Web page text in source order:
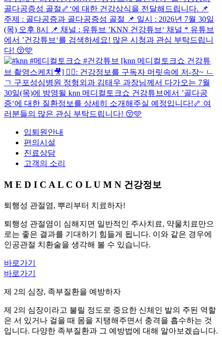
입퇴원안내
편의시설
진료상담
고객의 소리
M E D I C A L C O L U M N 건강정보
퇴행성 관절염, 뿌리부터 치료하자!
퇴행성 관절염이 심해지면 일반적인 주사치료, 약물치료만으
로는 좋은 결과를 기대하기 힘들게 됩니다. 이와 같은 경우에
인공관절 치환술을 생각해 볼 수 있습니다.
바로가기
바로가기
제 2의 심장, 족부질환을 예방하자
제 2의 심장이라고 불릴 정도로 중요한 신체인 발의 주된 역할
은 서 있거나 걸을 때 몸을 지탱해주면서 충격을 흡수하는 것
입니다. 다양한 족부질환과 그 예방법에 대해 알아보겠습니다.